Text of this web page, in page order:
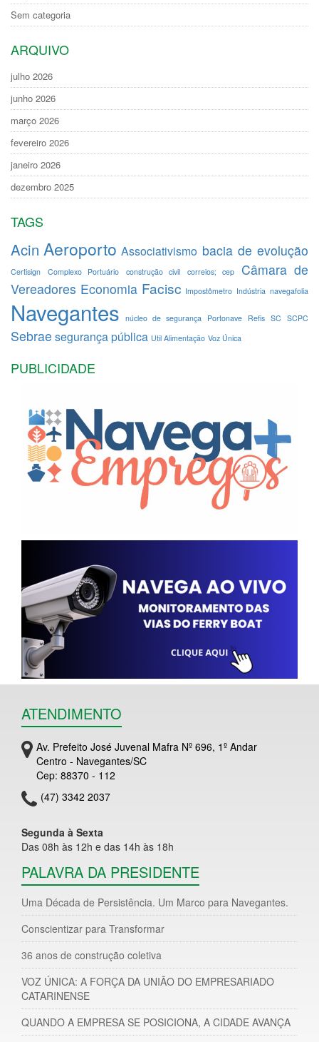
Sem categoria
ARQUIVO
julho 2026
junho 2026
março 2026
fevereiro 2026
janeiro 2026
dezembro 2025
TAGS
Acin Aeroporto Associativismo bacia de evolução
Certisign Complexo Portuário construção civil correios; cep
Câmara de
Vereadores Economia Facisc Impostômetro Indústria navegafolia
Navegantes núcleo de segurança Portonave Refis SC SCPC
Sebrae segurança pública Util Alimentação Voz Única
PUBLICIDADE
ATENDIMENTO
Av. Prefeito José Juvenal Mafra Nº 696, 1º Andar
Centro - Navegantes/SC
Cep: 88370 - 112
(47) 3342 2037
Segunda à Sexta
Das 08h às 12h e das 14h às 18h
PALAVRA DA PRESIDENTE
Uma Década de Persistência. Um Marco para Navegantes.
Conscientizar para Transformar
36 anos de construção coletiva
VOZ ÚNICA: A FORÇA DA UNIÃO DO EMPRESARIADO
CATARINENSE
QUANDO A EMPRESA SE POSICIONA, A CIDADE AVANÇA